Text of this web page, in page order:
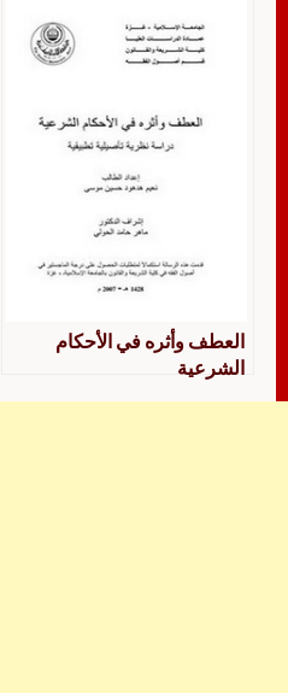
العطف وأثره في الأحكام
الشرعية